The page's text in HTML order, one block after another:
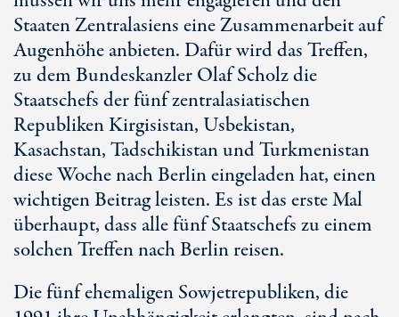
Staaten Zentralasiens eine Zusammenarbeit auf
Augenhöhe anbieten. Dafür wird das Treffen,
zu dem Bundeskanzler Olaf Scholz die
Staatschefs der fünf zentralasiatischen
Republiken Kirgisistan, Usbekistan,
Kasachstan, Tadschikistan und Turkmenistan
diese Woche nach Berlin eingeladen hat, einen
wichtigen Beitrag leisten. Es ist das erste Mal
überhaupt, dass alle fünf Staatschefs zu einem
solchen Treffen nach Berlin reisen.
Die fünf ehemaligen Sowjetrepubliken, die